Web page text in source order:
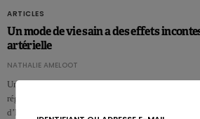
ARTICLES
Un mode de vie sain a des effets
artérielle
NATHALIE AMELOOT
Une consommation d’alcool modérée, un IMC
régulier et une consommation quotidienne de
d’hypertensio…